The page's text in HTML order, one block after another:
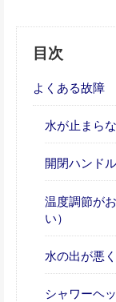
目次
よくある故障
水が止まら
開閉ハンド
温度調節が
い）
水の出が悪
シャワーヘ